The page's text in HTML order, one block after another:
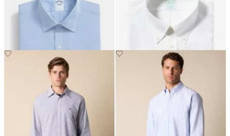
Col Ainsley
avec col Button Down